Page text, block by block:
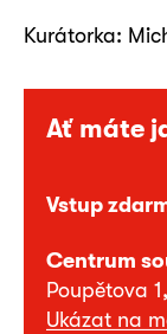
Ať máte
Vstup
Centrum
Poupětova
Ukázat na
Kurátorka: